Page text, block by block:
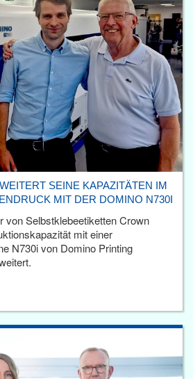
SEINE KAPAZITÄTEN IM
MIT DER DOMINO N730I
von Selbstklebeetiketten Crown
mit einer
N730i von Domino Printing